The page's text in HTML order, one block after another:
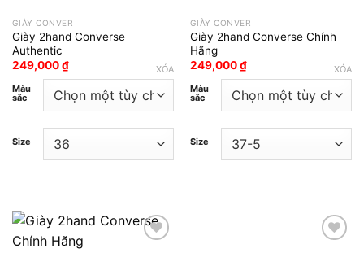
GIÀY CONVER
Giày 2hand Converse
Authentic
249,000₫
Màu
sắc
Size
XÓA
GIÀY CONVER
Giày 2hand Converse Chính
Hãng
249,000₫
Màu
sắc
Size
XÓA